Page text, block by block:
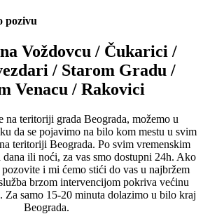
pozivu
Voždovcu / Čukarici /
/ Starom Gradu /
Venacu / Rakovici
na teritoriji grada Beograda, možemo u
da se pojavimo na bilo kom mestu u svim
teritoriji Beograda. Po svim vremenskim
ili noći, za vas smo dostupni 24h. Ako
i mi ćemo stići do vas u najbržem
brzom intervencijom pokriva većinu
Za samo 15-20 minuta dolazimo u bilo kraj
Beograda.